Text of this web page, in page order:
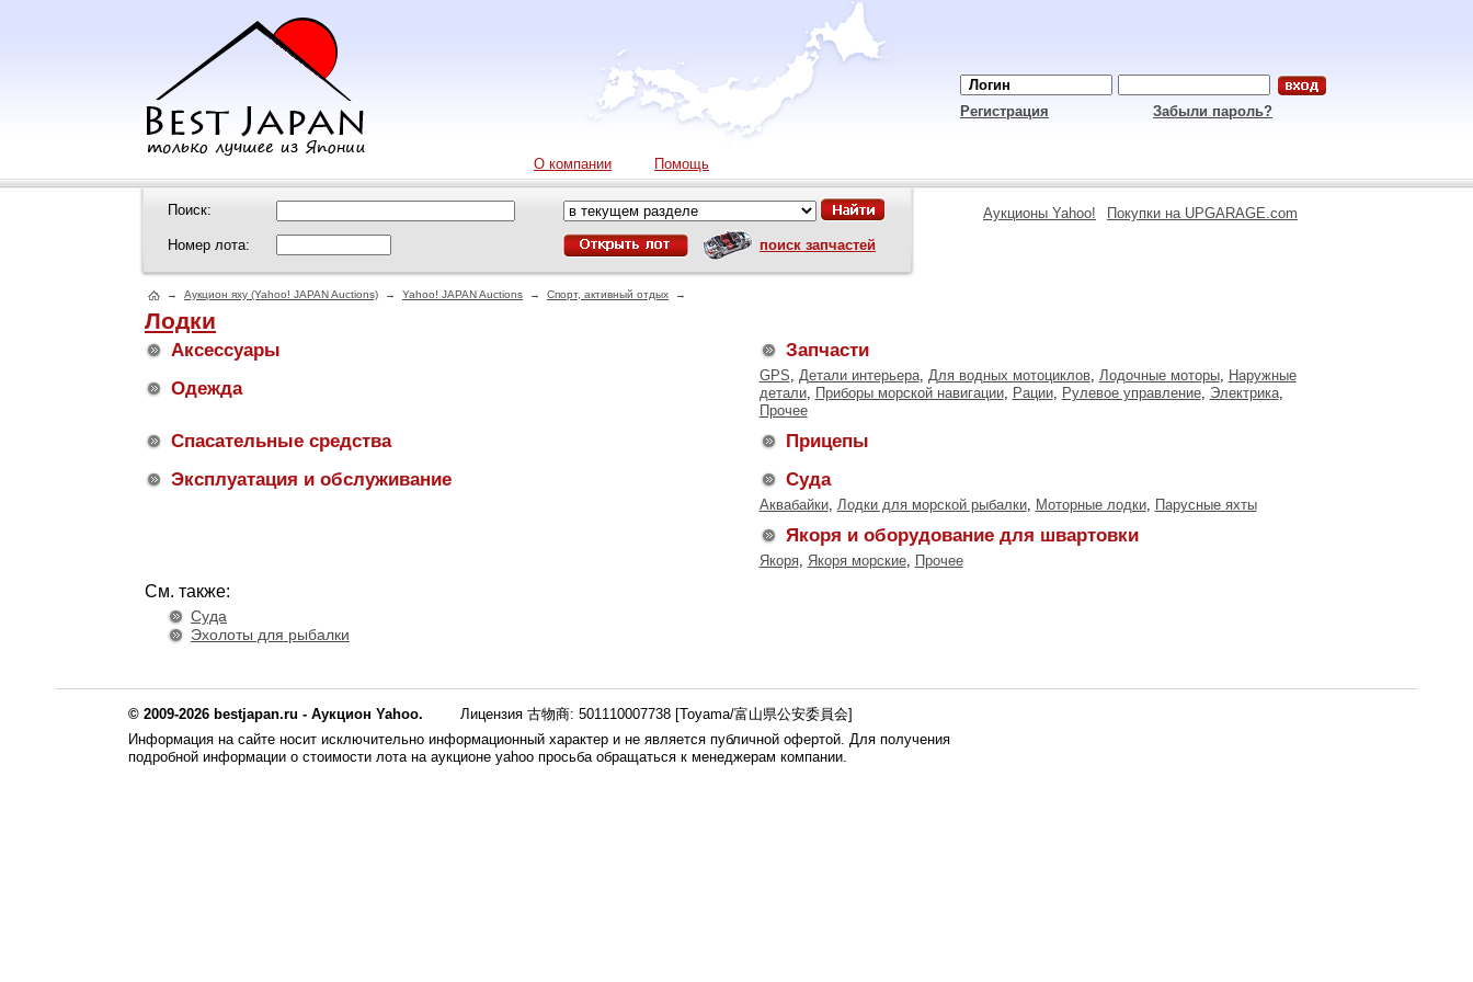
Регистрация Забыли пароль?
О компании Помощь
Поиск:
Номер лота: поиск запчастей
Аукционы Yahoo! Покупки на UPGARAGE.com
→ Аукцион яху (Yahoo! JAPAN Auctions) → Yahoo! JAPAN Auctions → Спорт, активный отдых →
Лодки
Аксессуары Запчасти
GPS, Детали интерьера, Для водных мотоциклов, Лодочные моторы, Наружные
детали, Приборы морской навигации, Рации, Рулевое управление, Электрика,
Прочее
Одежда
Прицепы
Спасательные средства
Суда
Аквабайки, Лодки для морской рыбалки, Моторные лодки, Парусные яхты
Эксплуатация и обслуживание
Якоря и оборудование для швартовки
Якоря, Якоря морские, Прочее
См. также:
Суда
Эхолоты для рыбалки
© 2009-2026 bestjapan.ru - Аукцион Yahoo.
Лицензия 古物商: 501110007738 [Toyama/富山県公安委員会]
Информация на сайте носит исключительно информационный характер и не является публичной офертой. Для получения
подробной информации о стоимости лота на аукционе yahoo просьба обращаться к менеджерам компании.